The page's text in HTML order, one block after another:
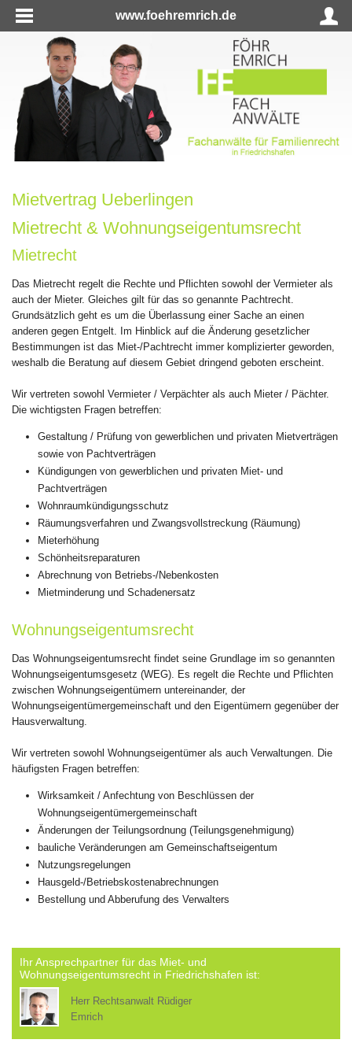
www.foehremrich.de
Mietvertrag Ueberlingen
Mietrecht & Wohnungseigentumsrecht
Mietrecht
Das Mietrecht regelt die Rechte und Pflichten sowohl der Vermieter als
auch der Mieter. Gleiches gilt für das so genannte Pachtrecht.
Grundsätzlich geht es um die Überlassung einer Sache an einen
anderen gegen Entgelt. Im Hinblick auf die Änderung gesetzlicher
Bestimmungen ist das Miet-/Pachtrecht immer komplizierter geworden,
weshalb die Beratung auf diesem Gebiet dringend geboten erscheint.
Wir vertreten sowohl Vermieter / Verpächter als auch Mieter / Pächter.
Die wichtigsten Fragen betreffen:
Gestaltung / Prüfung von gewerblichen und privaten Mietverträgen
sowie von Pachtverträgen
Kündigungen von gewerblichen und privaten Miet- und
Pachtverträgen
Wohnraumkündigungsschutz
Räumungsverfahren und Zwangsvollstreckung (Räumung)
Mieterhöhung
Schönheitsreparaturen
Abrechnung von Betriebs-/Nebenkosten
Mietminderung und Schadenersatz
Wohnungseigentumsrecht
Das Wohnungseigentumsrecht findet seine Grundlage im so genannten
Wohnungseigentumsgesetz (WEG). Es regelt die Rechte und Pflichten
zwischen Wohnungseigentümern untereinander, der
Wohnungseigentümergemeinschaft und den Eigentümern gegenüber der
Hausverwaltung.
Wir vertreten sowohl Wohnungseigentümer als auch Verwaltungen. Die
häufigsten Fragen betreffen:
Wirksamkeit / Anfechtung von Beschlüssen der
Wohnungseigentümergemeinschaft
Änderungen der Teilungsordnung (Teilungsgenehmigung)
bauliche Veränderungen am Gemeinschaftseigentum
Nutzungsregelungen
Hausgeld-/Betriebskostenabrechnungen
Bestellung und Abberufung des Verwalters
Ihr Ansprechpartner für das Miet- und
Wohnungseigentumsrecht in Friedrichshafen ist:
Herr Rechtsanwalt Rüdiger
Emrich